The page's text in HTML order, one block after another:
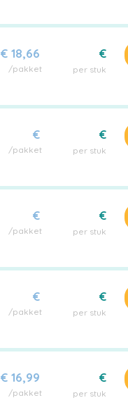
€ 18,66
/pakket
€
per stuk
€
/pakket
€
per stuk
€
/pakket
€
per stuk
€
/pakket
€
per stuk
€ 16,99
/pakket
€
per stuk